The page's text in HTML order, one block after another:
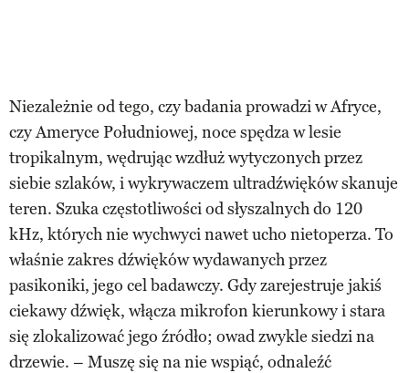
Niezależnie od tego, czy badania prowadzi w Afryce,
czy Ameryce Południowej, noce spędza w lesie
tropikalnym, wędrując wzdłuż wytyczonych przez
siebie szlaków, i wykrywaczem ultradźwięków skanuje
teren. Szuka częstotliwości od słyszalnych do 120
kHz, których nie wychwyci nawet ucho nietoperza. To
właśnie zakres dźwięków wydawanych przez
pasikoniki, jego cel badawczy. Gdy zarejestruje jakiś
ciekawy dźwięk, włącza mikrofon kierunkowy i stara
się zlokalizować jego źródło; owad zwykle siedzi na
drzewie. – Muszę się na nie wspiąć, odnaleźć